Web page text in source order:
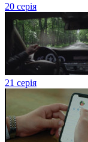
20 серія
21 серія